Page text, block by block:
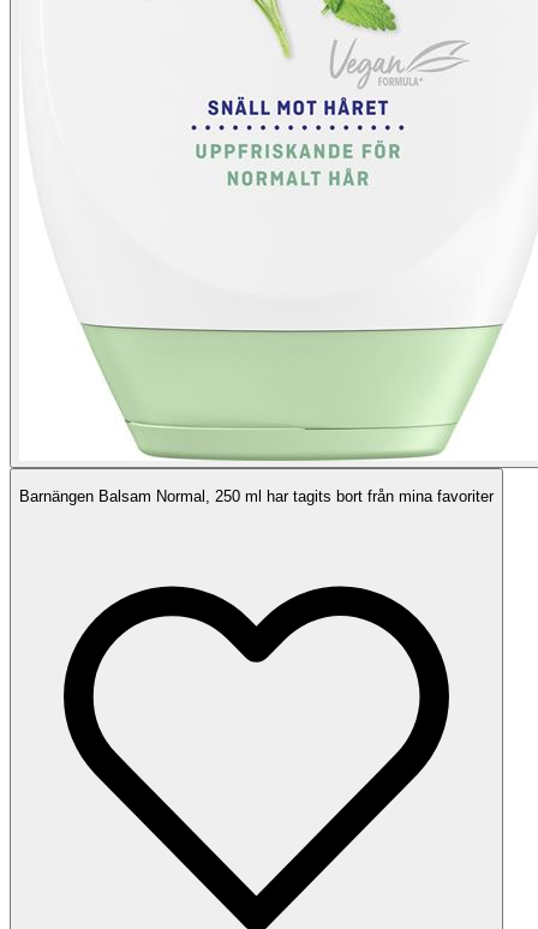
Barnängen Balsam Normal, 250 ml har tagits bort från mina favoriter